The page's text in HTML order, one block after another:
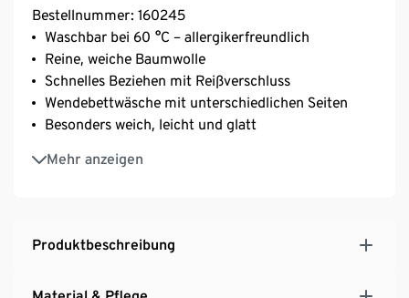
Bestellnummer: 160245
Waschbar bei 60 °C – allergikerfreundlich
Reine, weiche Baumwolle
Schnelles Beziehen mit Reißverschluss
Wendebettwäsche mit unterschiedlichen Seiten
Besonders weich, leicht und glatt
Mehr anzeigen
Strapazierfähig durch dicht gewebte Fasern
Temperaturausgleichend und saugfähig
Produktbeschreibung